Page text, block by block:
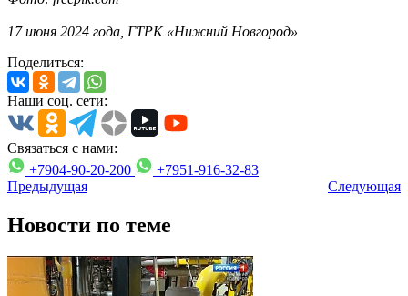
17 июня 2024 года, ГТРК «Нижний Новгород»
Поделиться:
Наши соц. сети:
Связаться с нами:
+7904-90-20-200
+7951-916-32-83
Предыдущая
Следующая
Новости по теме